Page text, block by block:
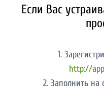
Если Вас
1.
http://
2. Заполнить на